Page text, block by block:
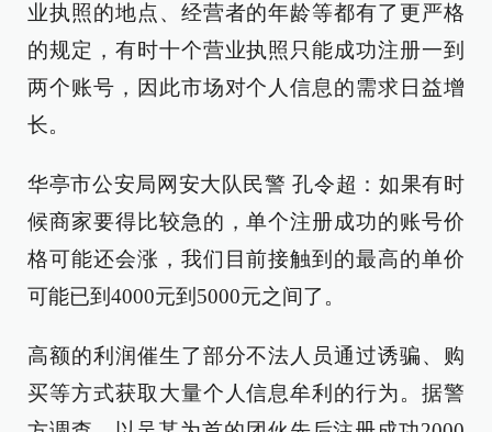
业执照的地点、经营者的年龄等都有了更严格
的规定，有时十个营业执照只能成功注册一到
两个账号，因此市场对个人信息的需求日益增
长。
华亭市公安局网安大队民警 孔令超：如果有时
候商家要得比较急的，单个注册成功的账号价
格可能还会涨，我们目前接触到的最高的单价
可能已到4000元到5000元之间了。
高额的利润催生了部分不法人员通过诱骗、购
买等方式获取大量个人信息牟利的行为。据警